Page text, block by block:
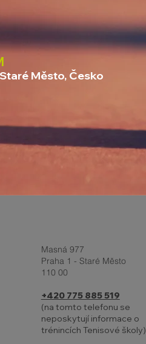
Město, Česko
Masná 977
Praha 1 - Staré Město
110 00
+420 775 885 519
(na tomto telefonu se
neposkytují informace o
trénincích Tenisové školy)